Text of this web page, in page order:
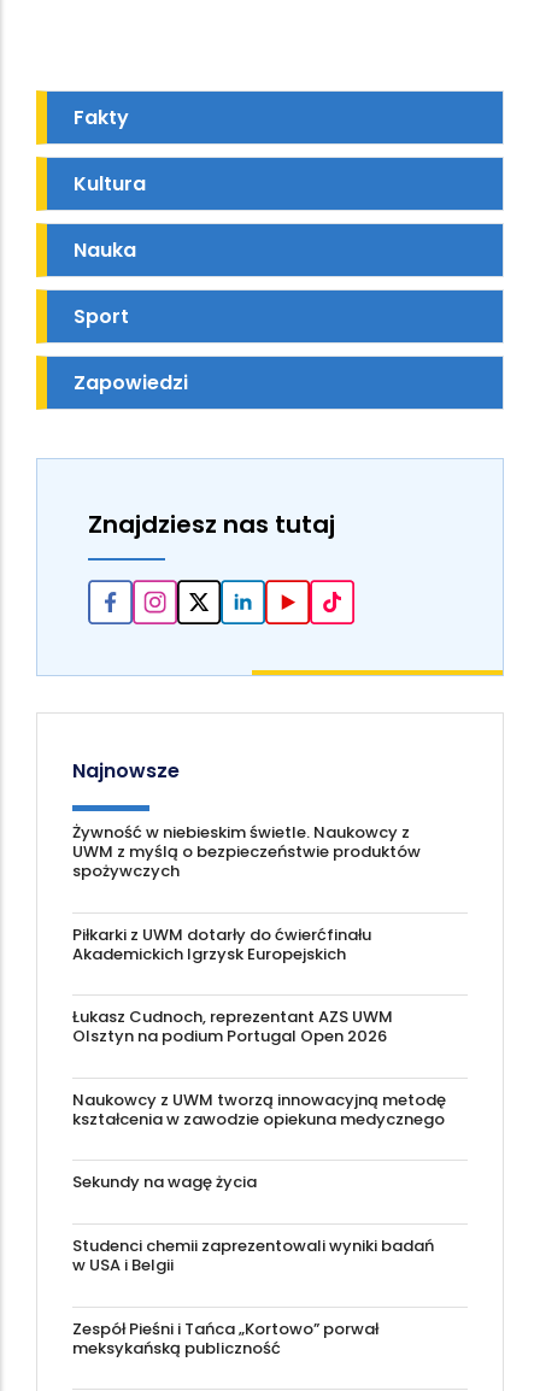
Fakty
Kultura
Nauka
Sport
Zapowiedzi
Znajdziesz nas tutaj
Najnowsze
Żywność w niebieskim świetle. Naukowcy z
UWM z myślą o bezpieczeństwie produktów
spożywczych
Piłkarki z UWM dotarły do ćwierćfinału
Akademickich Igrzysk Europejskich
Łukasz Cudnoch, reprezentant AZS UWM
Olsztyn na podium Portugal Open 2026
Naukowcy z UWM tworzą innowacyjną metodę
kształcenia w zawodzie opiekuna medycznego
Sekundy na wagę życia
Studenci chemii zaprezentowali wyniki badań
w USA i Belgii
Zespół Pieśni i Tańca „Kortowo” porwał
meksykańską publiczność